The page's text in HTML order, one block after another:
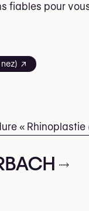
fiables pour
nez) ↗
« Rhinoplastie